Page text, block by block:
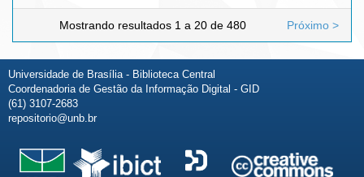
Mostrando resultados 1 a 20 de 480 Próximo >
Universidade de Brasília - Biblioteca Central
Coordenadoria de Gestão da Informação Digital - GID
(61) 3107-2683
repositorio@unb.br